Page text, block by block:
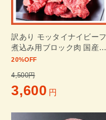
訳あり モッタイナイビーフ
煮込み用ブロック肉 国産牛
1kg（500g×2パック）
20%OFF
4,500円
3,600 円